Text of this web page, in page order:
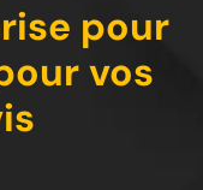
pour
vos